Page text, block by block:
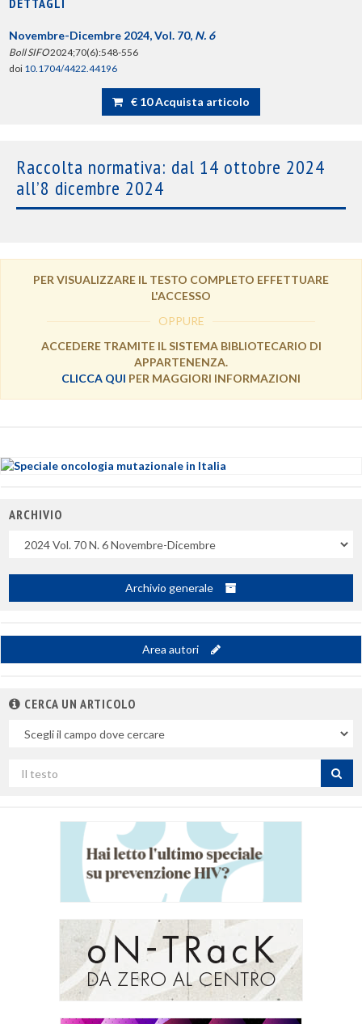
DETTAGLI
Novembre-Dicembre 2024, Vol. 70, N. 6
Boll SIFO2024;70(6):548-556
doi 10.1704/4422.44196
€ 10 Acquista articolo
Raccolta normativa: dal 14 ottobre 2024
all’8 dicembre 2024
PER VISUALIZZARE IL TESTO COMPLETO EFFETTUARE
L'ACCESSO
OPPURE
ACCEDERE TRAMITE IL SISTEMA BIBLIOTECARIO DI
APPARTENENZA.
CLICCA QUI PER MAGGIORI INFORMAZIONI
ARCHIVIO
Archivio generale
Area autori
CERCA UN ARTICOLO
campo
per